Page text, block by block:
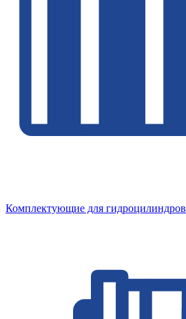
Комплектующие для гидроцилиндров